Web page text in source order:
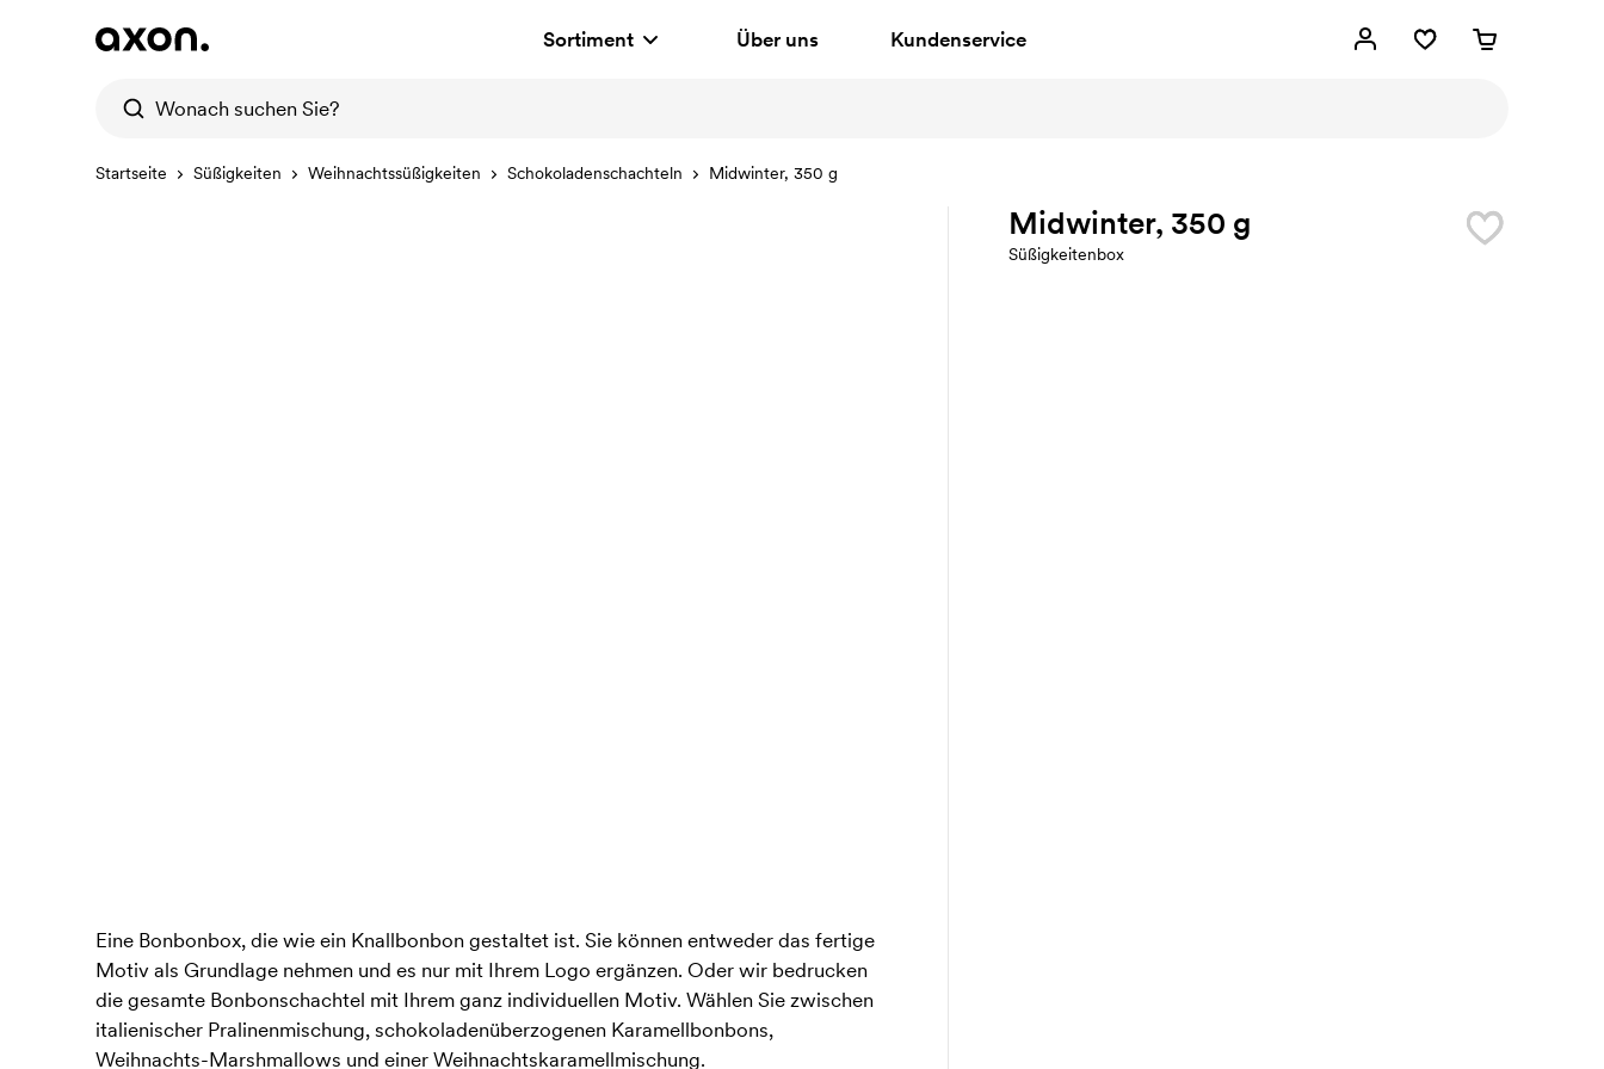
Sortiment Über uns Kundenservice
Startseite Süßigkeiten Weihnachtssüßigkeiten Schokoladenschachteln Midwinter, 350 g
Midwinter, 350 g
Süßigkeitenbox
Eine Bonbonbox, die wie ein Knallbonbon gestaltet ist. Sie können entweder das fertige
Motiv als Grundlage nehmen und es nur mit Ihrem Logo ergänzen. Oder wir bedrucken
die gesamte Bonbonschachtel mit Ihrem ganz individuellen Motiv. Wählen Sie zwischen
italienischer Pralinenmischung, schokoladenüberzogenen Karamellbonbons,
Weihnachts-Marshmallows und einer Weihnachtskaramellmischung.